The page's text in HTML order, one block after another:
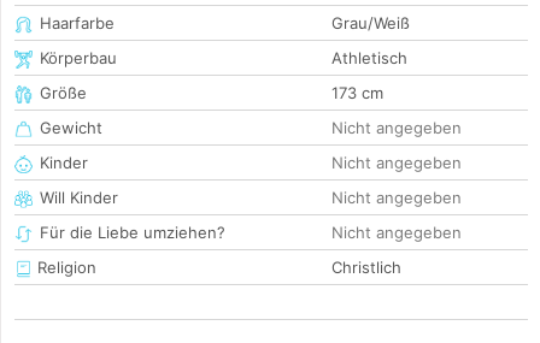
Haarfarbe
Grau/Weiß
Körperbau
Athletisch
Größe
173 cm
Gewicht
Nicht angegeben
Kinder
Nicht angegeben
Will Kinder
Nicht angegeben
Für die Liebe umziehen?
Nicht angegeben
Religion
Christlich